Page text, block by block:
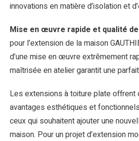
innovations en matière d’isolation et
Mise en œuvre rapide et qualité
pour l’extension de la maison
d’une mise en œuvre extrêmement
maîtrisée en atelier garantit une
Les extensions à toiture plate offrent
avantages esthétiques et
ceux qui souhaitent ajouter une
maison. Pour un projet d’extension